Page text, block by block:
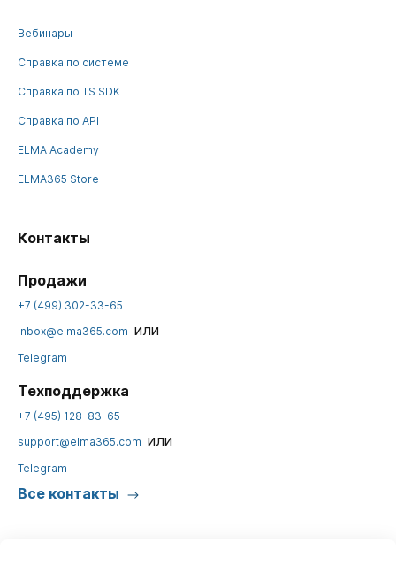
Вебинары
Справка по системе
Справка по TS SDK
Справка по API
ELMA Academy
ELMA365 Store
Контакты
Продажи
+7 (499) 302-33-65
inbox@elma365.com или
Telegram
Техподдержка
+7 (495) 128-83-65
support@elma365.com или
Telegram
Все контакты